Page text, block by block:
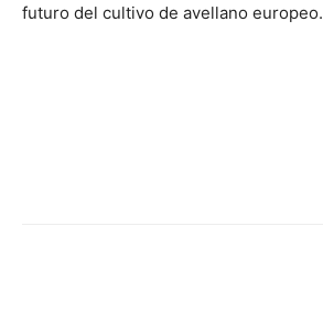
futuro del cultivo de avellano europeo.